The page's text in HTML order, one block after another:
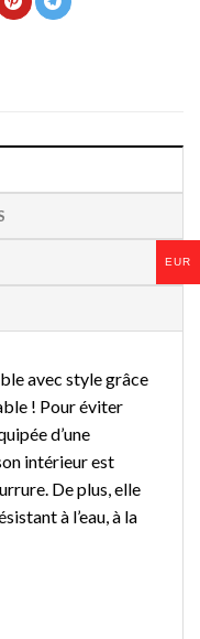
avec style grâce
! Pour éviter
d’une
intérieur est
De plus, elle
à l’eau, à la
EUR